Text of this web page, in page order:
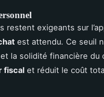
restent exigeants sur
est attendu. Ce seuil
la solidité financière
fiscal et réduit le coût